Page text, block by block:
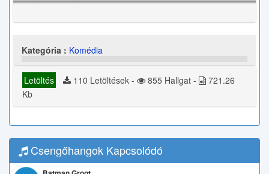
Kategória : Komédia
Letöltés 110 Letöltések - 855 Hallgat -
721.26
Kb
Csengőhangok Kapcsolódó